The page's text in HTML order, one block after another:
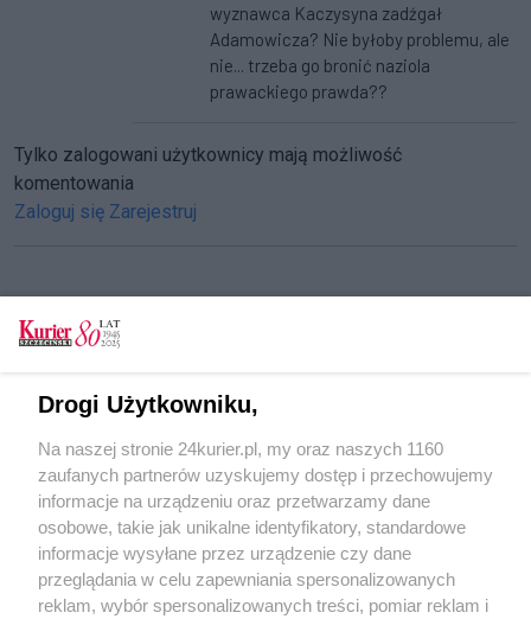
wyznawca Kaczysyna zadźgał
Adamowicza? Nie byłoby problemu, ale
nie... trzeba go bronić naziola
prawackiego prawda??
Tylko zalogowani użytkownicy mają możliwość
komentowania
Zaloguj się Zarejestruj
CZYTAJ TAKŻE
Zabrali ławki – rozbiorą też murki? Łatwizna i
krótkowzroczność
Śladem naszych publikacji. Ławki powrócą?
POGODA
Drogi Użytkowniku,
Na naszej stronie 24kurier.pl, my oraz naszych 1160
zaufanych partnerów uzyskujemy dostęp i przechowujemy
informacje na urządzeniu oraz przetwarzamy dane
osobowe, takie jak unikalne identyfikatory, standardowe
informacje wysyłane przez urządzenie czy dane
przeglądania w celu zapewniania spersonalizowanych
reklam, wybór spersonalizowanych treści, pomiar reklam i